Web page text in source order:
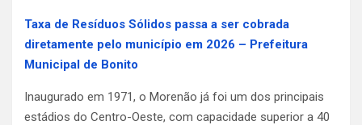
Taxa de Resíduos Sólidos passa a ser cobrada
diretamente pelo município em 2026 – Prefeitura
Municipal de Bonito
Inaugurado em 1971, o Morenão já foi um dos principais
estádios do Centro-Oeste, com capacidade superior a 40